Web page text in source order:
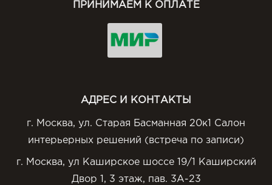
ПРИНИМАЕМ К ОПЛАТЕ
АДРЕС И КОНТАКТЫ
г. Москва, ул. Старая Басманная 20к1 Салон
интерьерных решений (встреча по записи)
г. Москва, ул Каширское шоссе 19/1 Каширский
Двор 1, 3 этаж, пав. 3А-23